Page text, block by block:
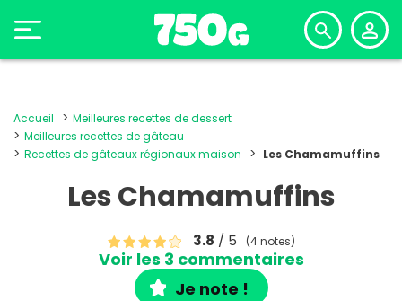
Accueil
Meilleures recettes de dessert
Meilleures recettes de gâteau
Recettes de gâteaux régionaux maison
Les Chamamuffins
Les Chamamuffins
3.8 / 5 (4 notes)
Voir les 3 commentaires
Je note !